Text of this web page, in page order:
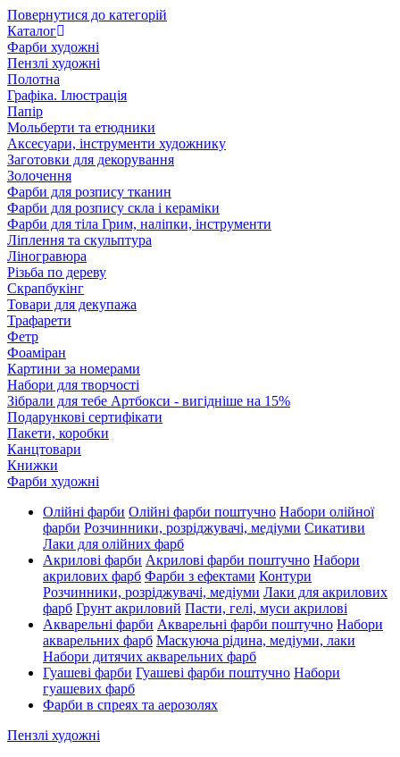
Повернутися до категорій
Каталог
Фарби художні
Пензлі художні
Полотна
Графіка. Ілюстрація
Папір
Мольберти та етюдники
Аксесуари, інструменти художнику
Заготовки для декорування
Золочення
Фарби для розпису тканин
Фарби для розпису скла і кераміки
Фарби для тіла Грим, наліпки, інструменти
Ліплення та скульптура
Ліногравюра
Різьба по дереву
Скрапбукінг
Товари для декупажа
Трафарети
Фетр
Фоаміран
Картини за номерами
Набори для творчості
Зібрали для тебе Артбокси - вигідніше на 15%
Подарункові сертифікати
Пакети, коробки
Канцтовари
Книжки
Фарби художні
Олійні фарби Олійні фарби поштучно Набори олійної
фарби Розчинники, розріджувачі, медіуми Сикативи
Лаки для олійних фарб
Акрилові фарби Акрилові фарби поштучно Набори
акрилових фарб Фарби з ефектами Контури
Розчинники, розріджувачі, медіуми Лаки для акрилових
фарб Грунт акриловий Пасти, гелі, муси акрилові
Акварельні фарби Акварельні фарби поштучно Набори
акварельних фарб Маскуюча рідина, медіуми, лаки
Набори дитячих акварельних фарб
Гуашеві фарби Гуашеві фарби поштучно Набори
гуашевих фарб
Фарби в спреях та аерозолях
Пензлі художні